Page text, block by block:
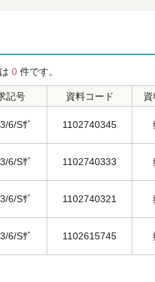
0 件です。
記号 資料コード
6/Sｻﾞ 1102740345
6/Sｻﾞ 1102740333
6/Sｻﾞ 1102740321
6/Sｻﾞ 1102615745